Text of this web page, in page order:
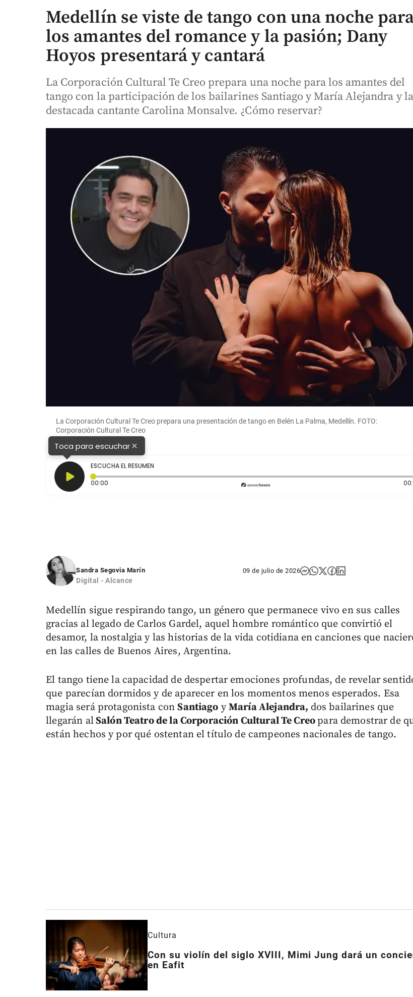
Medellín se viste de tango con una noche
los amantes del romance y la pasión; Dany
Hoyos presentará y cantará
La Corporación Cultural Te Creo prepara una noche para los amantes del
tango con la participación de los bailarines Santiago y María Alejandra y la
destacada cantante Carolina Monsalve. ¿Cómo reservar?
La Corporación Cultural Te Creo prepara una presentación de tango en Belén La Palma, Medellín. FOTO:
Corporación Cultural Te Creo
Toca para escuchar×
ESCUCHA EL RESUMEN
00:00
Sandra Segovia Marín
Digital - Alcance
09 de julio de 2026
Medellín sigue respirando tango, un género que permanece vivo en sus calles
gracias al legado de Carlos Gardel, aquel hombre romántico que convirtió el
desamor, la nostalgia y las historias de la vida cotidiana en canciones que
en las calles de Buenos Aires, Argentina.
El tango tiene la capacidad de despertar emociones profundas, de revelar
que parecían dormidos y de aparecer en los momentos menos esperados. Esa
magia será protagonista conSantiago yMaría Alejandra, dos bailarines que
llegarán alSalón Teatro de la Corporación Cultural Te Creopara demostrar de
están hechos y por qué ostentan el título de campeones nacionales de tango.
Cultura
Con su violín del siglo XVIII, Mimi Jung dará un
en Eafit